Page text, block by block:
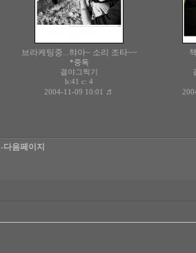
브라케팅중...햐아~ 소리 조타~~
*중독
결야그찍기
h:41 c: 4
2004-11-09 10:01 ♬
-다음페이지